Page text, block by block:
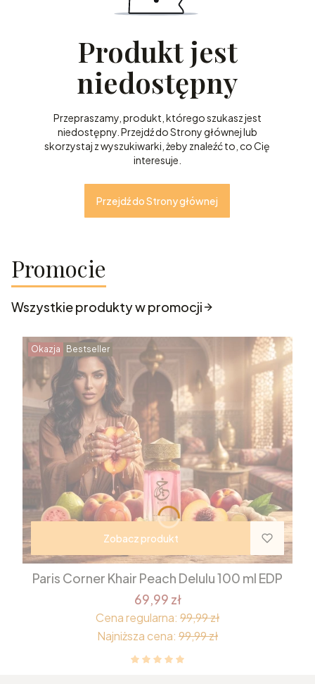
Produkt jest
niedostępny
Przepraszamy, produkt, którego szukasz jest
niedostępny. Przejdź do Strony głównej lub
skorzystaj z wyszukiwarki, żeby znaleźć to, co Cię
interesuje.
Przejdź do Strony głównej
Promocie
Wszystkie produkty w promocji
Okazja Bestseller
Zobacz produkt
Paris Corner Khair Peach Delulu 100 ml EDP
69,99 zł
Cena regularna: 99,99 zł
Najniższa cena: 99,99 zł